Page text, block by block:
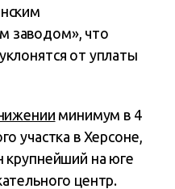
заводом», что
от уплаты
минимум в 4
участка в Херсоне,
крупнейший на юге
центр.